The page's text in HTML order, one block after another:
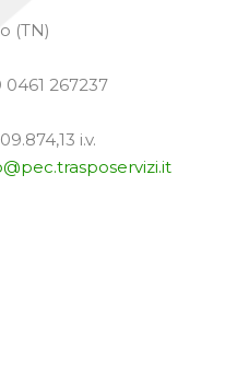
(TN)
0461 267237
i.v.